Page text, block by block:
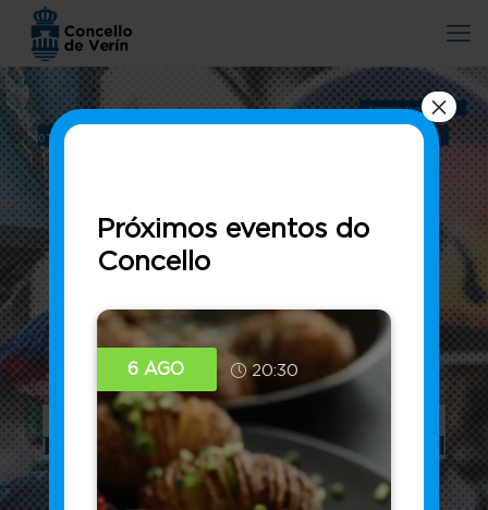
Farmacias de guardia 2026
O Tempo:
Entroido de Verín
Festa de interese turístico nacional
Ir a web do Entroido
Próximos eventos do
Concello
6 AGO 20:30
×